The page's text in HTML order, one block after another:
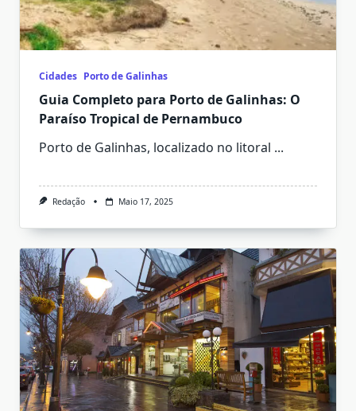
Cidades Porto de Galinhas
Guia Completo para Porto de Galinhas: O
Paraíso Tropical de Pernambuco
Porto de Galinhas, localizado no litoral ...
Redação Maio 17, 2025